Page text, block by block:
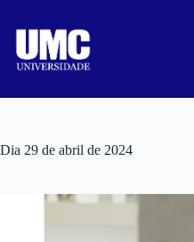
Dia 29 de abril de 2024